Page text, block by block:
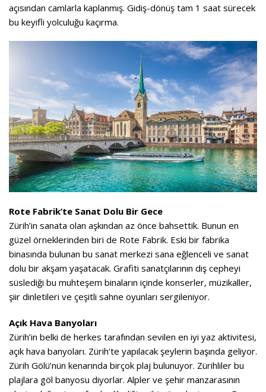
açısından camlarla kaplanmış. Gidiş-dönüş tam 1 saat sürecek
bu keyifli yolculuğu kaçırma.
Rote Fabrik’te Sanat Dolu Bir Gece
Zürih’in sanata olan aşkından az önce bahsettik. Bunun en
güzel örneklerinden biri de Rote Fabrik. Eski bir fabrika
binasında bulunan bu sanat merkezi sana eğlenceli ve sanat
dolu bir akşam yaşatacak. Grafiti sanatçılarının dış cepheyi
süslediği bu muhteşem binaların içinde konserler, müzikaller,
şiir dinletileri ve çeşitli sahne oyunları sergileniyor.
Açık Hava Banyoları
Zürih’in belki de herkes tarafından sevilen en iyi yaz aktivitesi,
açık hava banyoları. Zürih’te yapılacak şeylerin başında geliyor.
Zürih Gölü’nün kenarında birçok plaj bulunuyor. Zürihliler bu
plajlara göl banyosu diyorlar. Alpler ve şehir manzarasının